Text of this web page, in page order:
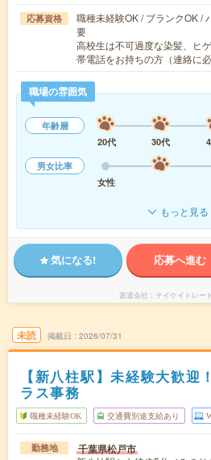
応募資格
職種未経験OK / ブランクOK /
要
高校生は不可過度な染髪、ヒ
帯電話をお持ちの方（連絡に
職場の雰囲気
年齢層
20代
30代
男女比率
女性
もっと見る
気になる! 応募へ進む
派遣会社 テイケイトレー
未読 掲載日 2026/07/31
【新八柱駅】未経験大歓迎
ラス事務
職種未経験OK 交通費別途支給あり
勤務地 千葉県松戸市